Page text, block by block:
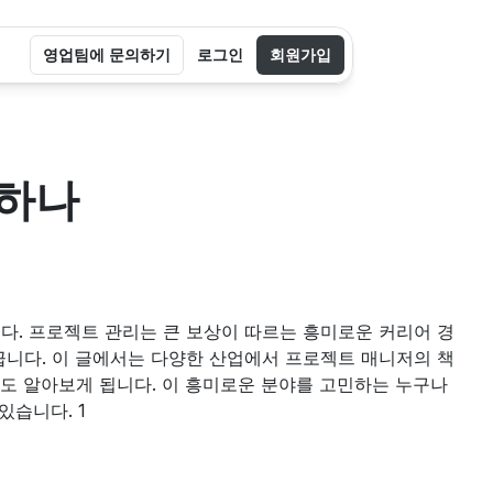
나
. 프로젝트 관리는 큰 보상이 따르는 흥미로운 커리어 경
다. 이 글에서는 다양한 산업에서 프로젝트 매니저의 책
습니다. 1
영업팀에 문의하기 로그인 회원가입